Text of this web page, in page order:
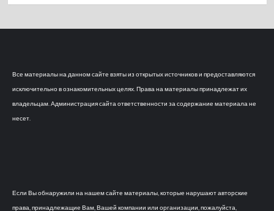
Все материалы на данном сайте взяты из открытых источников и предоставляются
исключительно в ознакомительных целях. Права на материалы принадлежат их
владельцам. Администрация сайта ответственности за содержание материала не
несет.
Если Вы обнаружили на нашем сайте материалы, которые нарушают авторские
права, принадлежащие Вам, Вашей компании или организации, пожалуйста,